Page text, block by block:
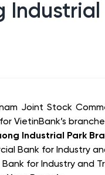
Joint Stock
VietinBank’s
Industrial Park
Bank for Industry
for Industry and